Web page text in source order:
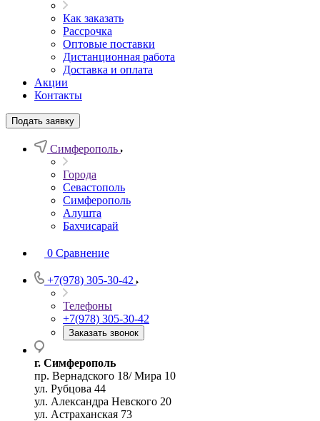
Как заказать
Рассрочка
Оптовые поставки
Дистанционная работа
Доставка и оплата
Акции
Контакты
Подать заявку
Симферополь
Города
Севастополь
Симферополь
Алушта
Бахчисарай
0 Сравнение
+7(978) 305-30-42
Телефоны
+7(978) 305-30-42
Заказать звонок
г. Симферополь
пр. Вернадского 18/ Мира 10
ул. Рубцова 44
ул. Александра Невского 20
ул. Астраханская 73